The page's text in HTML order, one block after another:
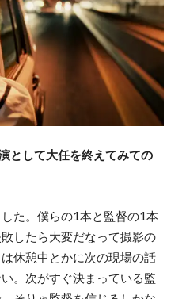
として大任を終えてみての
た。僕らの1本と監督の1本
したら大変だなって撮影の
休憩中とかに次の現場の話
。次がすぐ決まっている監